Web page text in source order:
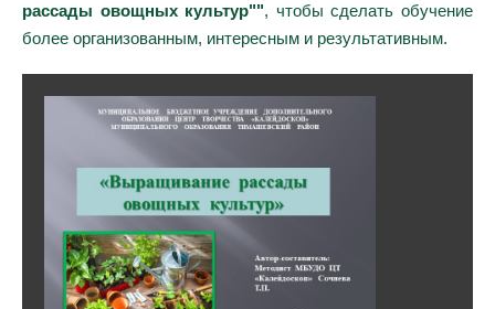
рассады овощных культур"", чтобы сделать обучение
более организованным, интересным и результативным.